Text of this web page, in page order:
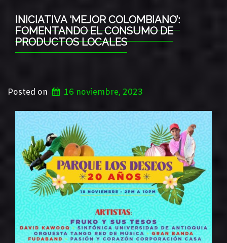
INICIATIVA ‘MEJOR COLOMBIANO’:
FOMENTANDO EL CONSUMO DE
PRODUCTOS LOCALES
Posted on 16 noviembre, 2023